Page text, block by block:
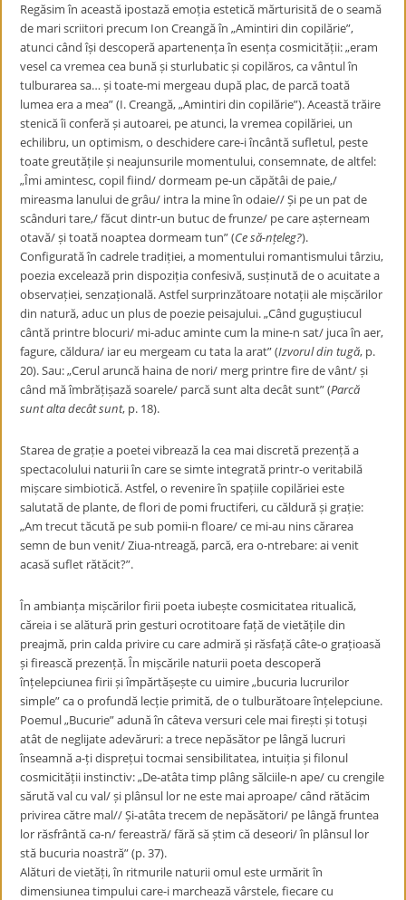
Regăsim în această ipostază emoția estetică mărturisită de o seamă
de mari scriitori precum Ion Creangă în „Amintiri din copilărie”,
atunci când își descoperă apartenența în esența cosmicității: „eram
vesel ca vremea cea bună și sturlubatic și copilăros, ca vântul în
tulburarea sa… și toate-mi mergeau după plac, de parcă toată
lumea era a mea” (I. Creangă, „Amintiri din copilărie”). Această trăire
stenică îi conferă și autoarei, pe atunci, la vremea copilăriei, un
echilibru, un optimism, o deschidere care-i încântă sufletul, peste
toate greutățile și neajunsurile momentului, consemnate, de altfel:
„Îmi amintesc, copil fiind/ dormeam pe-un căpătâi de paie,/
mireasma lanului de grâu/ intra la mine în odaie// Și pe un pat de
scânduri tare,/ făcut dintr-un butuc de frunze/ pe care așterneam
otavă/ și toată noaptea dormeam tun” (Ce să-nțeleg?).
Configurată în cadrele tradiției, a momentului romantismului târziu,
poezia excelează prin dispoziția confesivă, susținută de o acuitate a
observației, senzațională. Astfel surprinzătoare notații ale mișcărilor
din natură, aduc un plus de poezie peisajului. „Când guguștiucul
cântă printre blocuri/ mi-aduc aminte cum la mine-n sat/ juca în aer,
fagure, căldura/ iar eu mergeam cu tata la arat” (Izvorul din tugă, p.
20). Sau: „Cerul aruncă haina de nori/ merg printre fire de vânt/ și
când mă îmbrățișază soarele/ parcă sunt alta decât sunt” (Parcă
sunt alta decât sunt, p. 18).
Starea de grație a poetei vibrează la cea mai discretă prezență a
spectacolului naturii în care se simte integrată printr-o veritabilă
mișcare simbiotică. Astfel, o revenire în spațiile copilăriei este
salutată de plante, de flori de pomi fructiferi, cu căldură și grație:
„Am trecut tăcută pe sub pomii-n floare/ ce mi-au nins cărarea
semn de bun venit/ Ziua-ntreagă, parcă, era o-ntrebare: ai venit
acasă suflet rătăcit?”.
În ambianța mișcărilor firii poeta iubește cosmicitatea ritualică,
căreia i se alătură prin gesturi ocrotitoare față de vietățile din
preajmă, prin calda privire cu care admiră și răsfață câte-o grațioasă
și firească prezență. În mișcările naturii poeta descoperă
înțelepciunea firii și împărtășește cu uimire „bucuria lucrurilor
simple” ca o profundă lecție primită, de o tulburătoare înțelepciune.
Poemul „Bucurie” adună în câteva versuri cele mai firești și totuși
atât de neglijate adevăruri: a trece nepăsător pe lângă lucruri
înseamnă a-ți disprețui tocmai sensibilitatea, intuiția și filonul
cosmicității instinctiv: „De-atâta timp plâng sălciile-n ape/ cu crengile
sărută val cu val/ și plânsul lor ne este mai aproape/ când rătăcim
privirea către mal// Și-atâta trecem de nepăsători/ pe lângă fruntea
lor răsfrântă ca-n/ fereastră/ fără să știm că deseori/ în plânsul lor
stă bucuria noastră” (p. 37).
Alături de vietăți, în ritmurile naturii omul este urmărit în
dimensiunea timpului care-i marchează vârstele, fiecare cu